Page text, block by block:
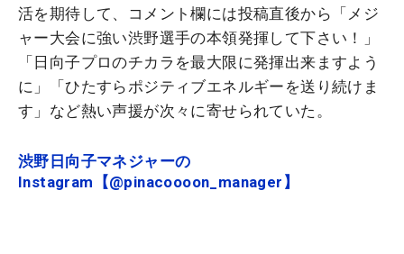
活を期待して、コメント欄には投稿直後から「メジ
ャー大会に強い渋野選手の本領発揮して下さい！」
「日向子プロのチカラを最大限に発揮出来ますよう
に」「ひたすらポジティブエネルギーを送り続けま
す」など熱い声援が次々に寄せられていた。
渋野日向子マネジャーの
Instagram【@pinacoooon_manager】